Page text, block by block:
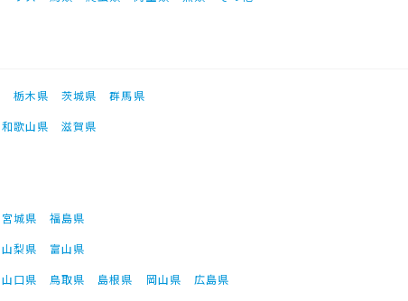
栃木県 茨城県
群馬県
和歌山県
滋賀県
宮城県
福島県
山梨県
富山県
山口県 鳥取県 島根県 岡山県
広島県